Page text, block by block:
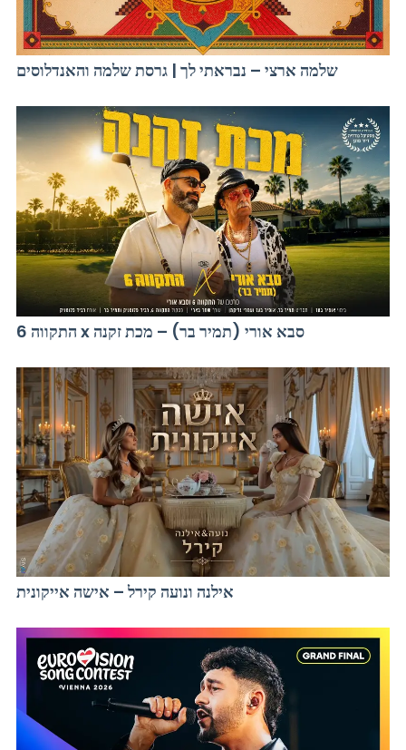
שלמה ארצי – נבראתי לך | גרסת שלמה והאנדלוסים
התקווה 6 x סבא אורי (תמיר בר) – מכת זקנה
אילנה ונועה קירל – אישה אייקונית